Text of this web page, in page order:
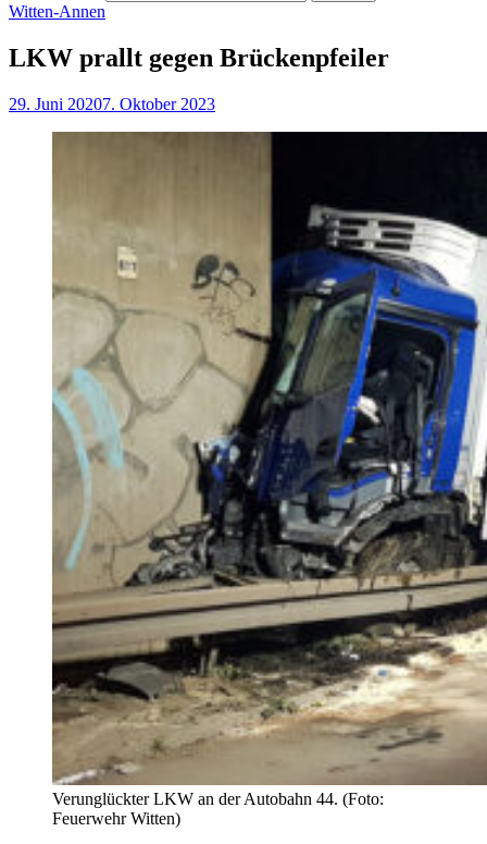
Witten-Annen
LKW prallt gegen Brückenpfeiler
29. Juni 20207. Oktober 2023
Verunglückter LKW an der Autobahn 44. (Foto:
Feuerwehr Witten)